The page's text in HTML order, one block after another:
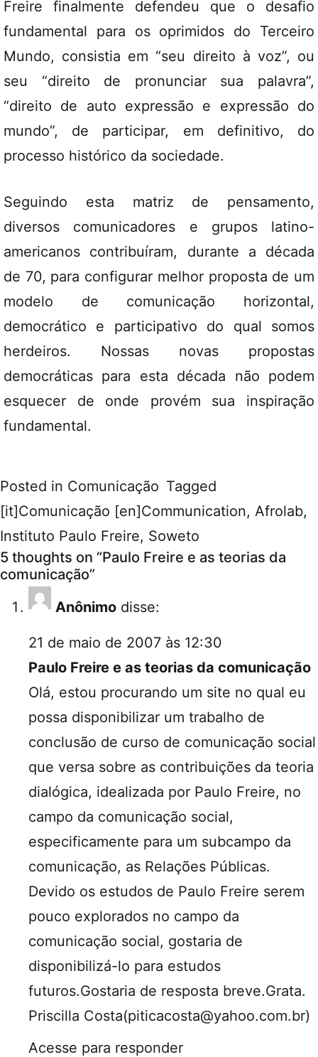
Freire finalmente defendeu que o desafio
fundamental para os oprimidos do Terceiro
Mundo, consistia em “seu direito à voz”, ou
seu “direito de pronunciar sua palavra”,
“direito de auto expressão e expressão do
mundo”, de participar, em definitivo, do
processo histórico da sociedade.
Seguindo esta matriz de pensamento,
diversos comunicadores e grupos latino-
americanos contribuíram, durante a década
de 70, para configurar melhor proposta de um
modelo de comunicação horizontal,
democrático e participativo do qual somos
herdeiros. Nossas novas propostas
democráticas para esta década não podem
esquecer de onde provém sua inspiração
fundamental.
Posted in Comunicação Tagged
[it]Comunicação [en]Communication, Afrolab,
Instituto Paulo Freire, Soweto
5 thoughts on “Paulo Freire e as teorias da
comunicação”
Anônimo disse:
21 de maio de 2007 às 12:30
Paulo Freire e as teorias da comunicação
Olá, estou procurando um site no qual eu
possa disponibilizar um trabalho de
conclusão de curso de comunicação social
que versa sobre as contribuições da teoria
dialógica, idealizada por Paulo Freire, no
campo da comunicação social,
especificamente para um subcampo da
comunicação, as Relações Públicas.
Devido os estudos de Paulo Freire serem
pouco explorados no campo da
comunicação social, gostaria de
disponibilizá-lo para estudos
futuros.Gostaria de resposta breve.Grata.
Priscilla Costa(piticacosta@yahoo.com.br)
Acesse para responder